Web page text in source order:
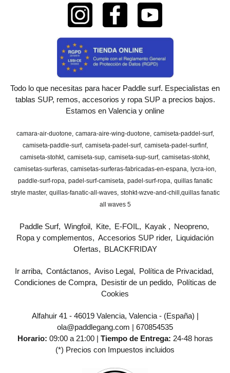
Todo lo que necesitas para hacer Paddle surf. Especialistas en
tablas SUP, remos, accesorios y ropa SUP a precios bajos.
Estamos en Valencia y online
camara-air-duotone camara-aire-wing-duotone camiseta-paddel-surf
camiseta-paddle-surf camiseta-padel-surf camiseta-padel-surfinf
camiseta-stohkt camiseta-sup camiseta-sup-surf camisetas-stohkt
camisetas-surferas camisetas-surferas-fabricadas-en-espana
lycra-ion
paddle-surf-ropa padel-surf-camiseta padel-surf-ropa quillas fanatic
stryle master quillas-fanatic-all-waves stohkt-wzve-and-chill
​quillas fanatic
all waves 5
Paddle Surf Wingfoil Kite E-FOIL Kayak
Neopreno
Ropa y complementos
Accesorios SUP rider
Liquidación
Ofertas
BLACKFRIDAY
Ir arriba Contáctanos Aviso Legal
Política de Privacidad
Condiciones de Compra
Desistir de un pedido
Políticas de
Cookies
Alfahuir 41 - 46019 Valencia, Valencia - (España) |
ola@paddlegang.com | 670854535
Horario: 09:00 a 21:00 | Tiempo de Entrega: 24-48 horas
(*) Precios con Impuestos incluidos